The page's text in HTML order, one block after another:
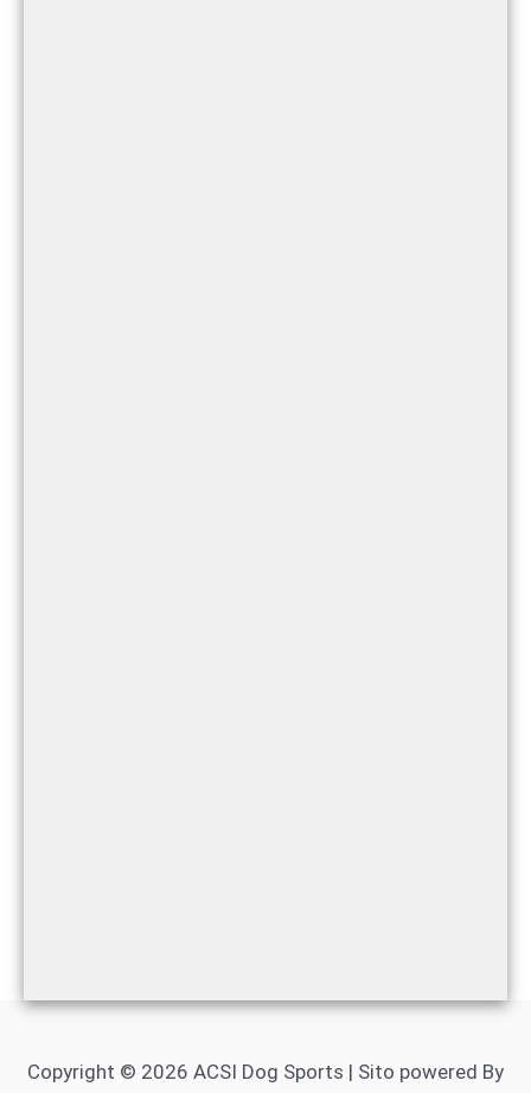
Copyright © 2026 ACSI Dog Sports | Sito powered By